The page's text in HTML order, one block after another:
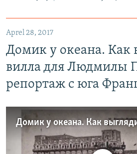
Aprel 28, 2017
Домик у океана. Как
вилла для Людмилы
репортаж с юга